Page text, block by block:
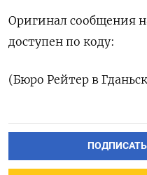
Оригинал сообщения
доступен по ⁠коду:
(Бюро Рейтер в